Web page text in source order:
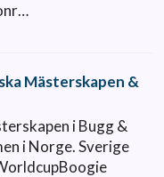
Mästerskapen &
i Bugg &
i Norge. Sverige